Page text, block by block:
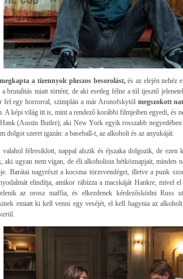
megkapta a tizennyolc pluszos besorolást,és az elején nehéz
brutalitás miatt történt, de aki esetleg félne a túl ijesztő
fel egy horrorral, szimplán a már Aronofskytól megszokott
A képi világ itt is, mint a rendező korábbi filmjeiben egyedi, és
(Austin Butler), aki New York egyik rosszabb negyedében
dolgot szeret igazán: a baseball-t, az alkoholt és az anyukáját.
valahol félresiklott, nappal alszik és éjszaka dolgozik, de ezen
aki ugyan nem vígan, de éli alkoholista hétköznapjait, minden
Barátai nagyrészt a kocsma törzsvendégei, illetve a punk
elindítja, amikor rábízza a macskáját Hankre, mivel
az orosz maffia, és elkezdenek kérdezősködni Russ
emiatt ki kell venni egy veséjét, el kell hagynia az